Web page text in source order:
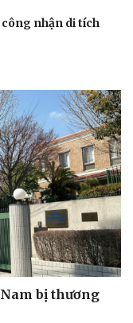
vé tháng 8, đối
kể về bản tình
khai mạc tại Quảng
gian hợp tác Việt
công nhận di tích